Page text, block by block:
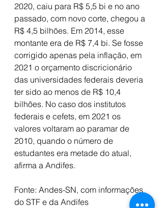
2020, caiu para R$ 5,5 bi e no ano
passado, com novo corte, chegou a
R$ 4,5 bilhões. Em 2014, esse
montante era de R$ 7,4 bi. Se fosse
corrigido apenas pela inflação, em
2021 o orçamento discricionário
das universidades federais deveria
ter sido ao menos de R$ 10,4
bilhões. No caso dos institutos
federais e cefets, em 2021 os
valores voltaram ao paramar de
2010, quando o número de
estudantes era metade do atual,
afirma a Andifes.
Fonte: Andes-SN, com informações
do STF e da Andifes